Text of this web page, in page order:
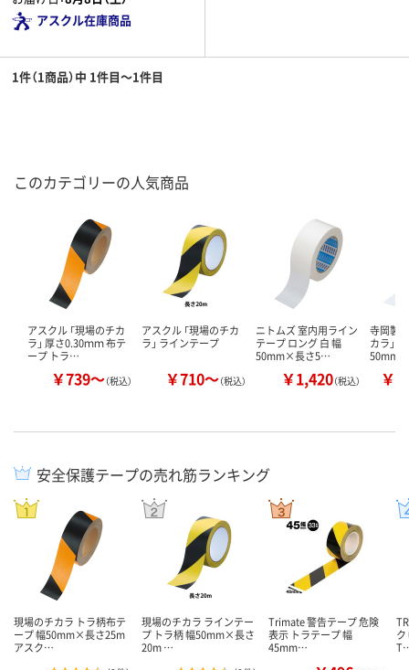
アスクル在庫商品
1件（1商品）中 1件目～1件目
このカテゴリーの人気商品
アスクル 「現場のチカ
ラ」 厚さ0.30ｍｍ 布テ
ープ トラ…
￥739～（税込）
アスクル 「現場のチカ
ラ」 ラインテープ
￥710～（税込）
ニトムズ 室内用ライン
テープ ロング 白 幅
50mm×長さ5…
￥1,420（税込）
寺岡製
カラ」
￥
安全保護テープの売れ筋ランキング
現場のチカラ トラ柄布テ
ープ 幅50mm×長さ25m
アスク…
現場のチカラ ラインテー
プ トラ柄 幅50mm×長さ
20m …
Trimate 警告テープ 危険
表示 トラテープ 幅
45mm…